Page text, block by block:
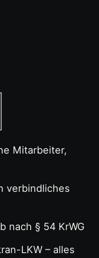
Mitarbeiter,
verbindliches
nach § 54 KrWG
LKW – alles